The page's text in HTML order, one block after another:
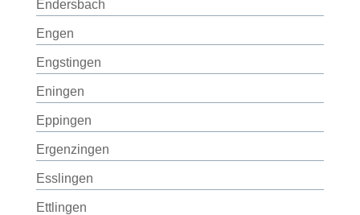
Endersbach
Engen
Engstingen
Eningen
Eppingen
Ergenzingen
Esslingen
Ettlingen